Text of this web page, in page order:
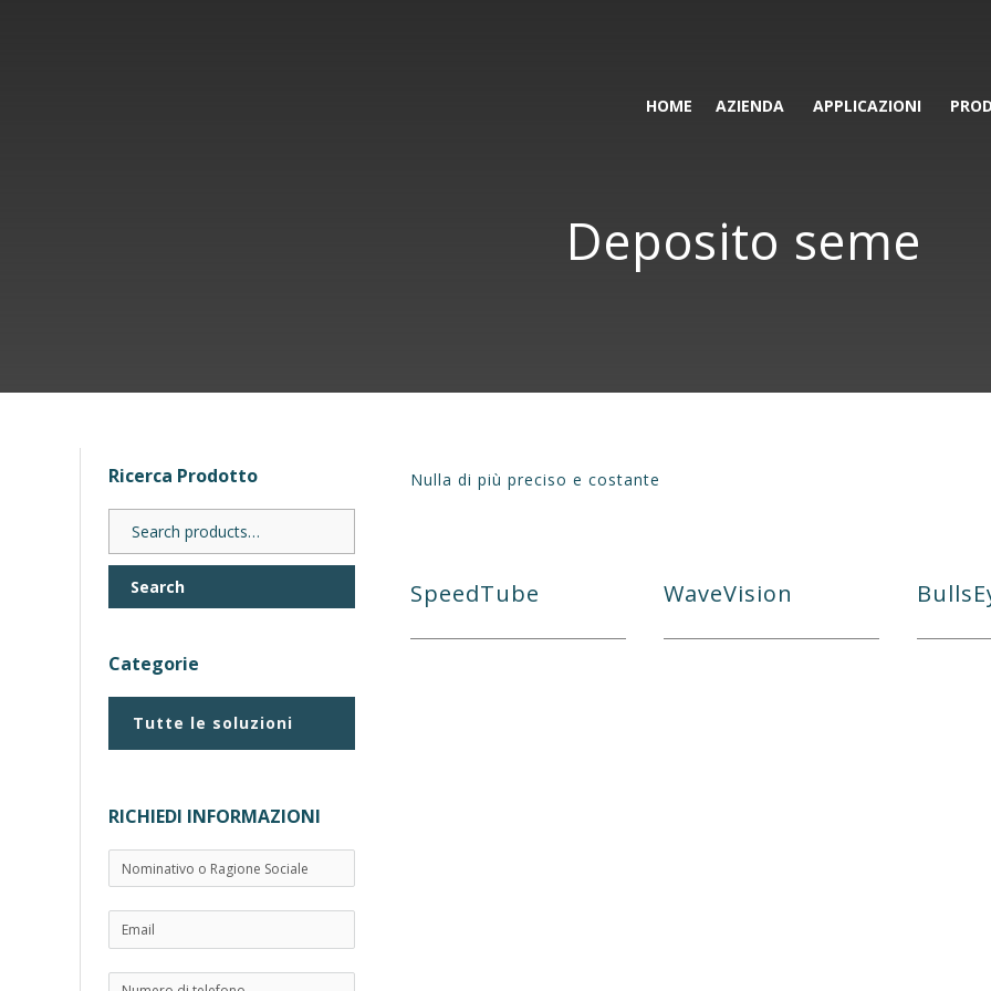
HOME AZIENDA APPLICAZIONI
Deposito seme
Ricerca Prodotto
Search
for:
Search
Categorie
Tutte le soluzioni
RICHIEDI INFORMAZIONI
Nulla di più preciso e costante
SpeedTube WaveVision